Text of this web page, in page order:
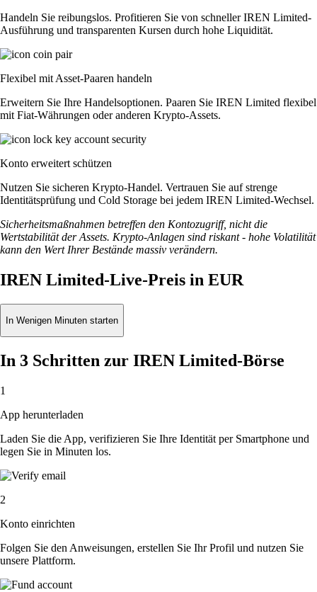
Handeln Sie reibungslos. Profitieren Sie von schneller IREN Limited-
Ausführung und transparenten Kursen durch hohe Liquidität.
Flexibel mit Asset-Paaren handeln
Erweitern Sie Ihre Handelsoptionen. Paaren Sie IREN Limited flexibel
mit Fiat-Währungen oder anderen Krypto-Assets.
Konto erweitert schützen
Nutzen Sie sicheren Krypto-Handel. Vertrauen Sie auf strenge
Identitätsprüfung und Cold Storage bei jedem IREN Limited-Wechsel.
Sicherheitsmaßnahmen betreffen den Kontozugriff, nicht die
Wertstabilität der Assets. Krypto-Anlagen sind riskant - hohe Volatilität
kann den Wert Ihrer Bestände massiv verändern.
IREN Limited-Live-Preis in EUR
In Wenigen Minuten starten
In 3 Schritten zur IREN Limited-Börse
1
App herunterladen
Laden Sie die App, verifizieren Sie Ihre Identität per Smartphone und
legen Sie in Minuten los.
2
Konto einrichten
Folgen Sie den Anweisungen, erstellen Sie Ihr Profil und nutzen Sie
unsere Plattform.